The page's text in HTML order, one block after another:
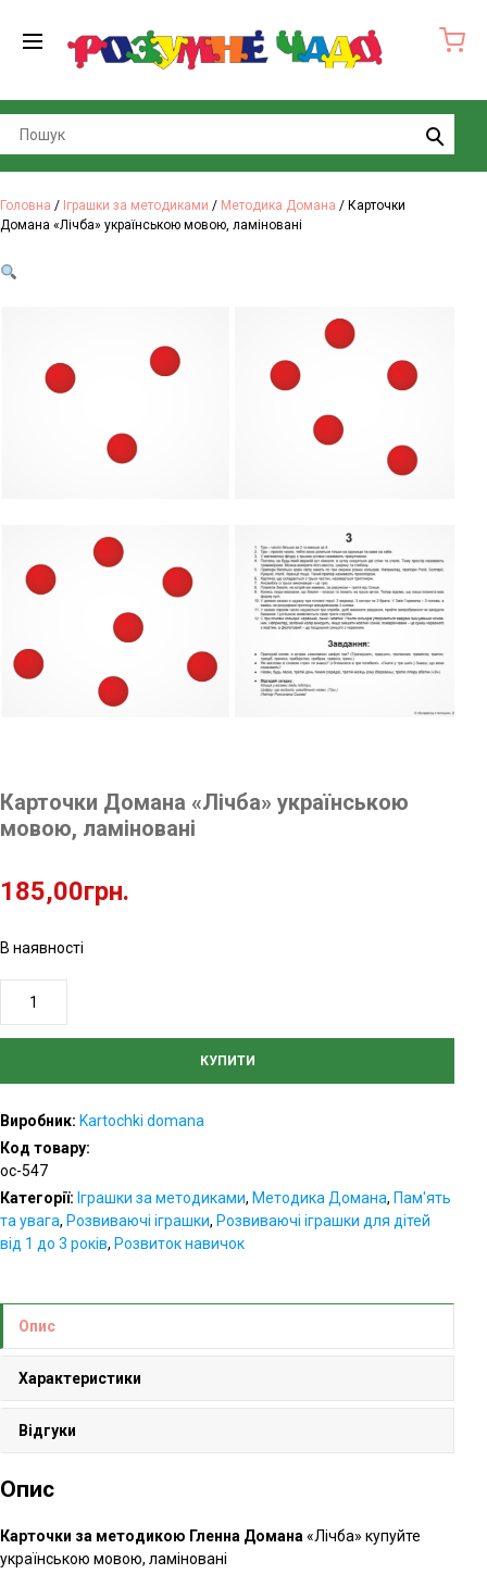
Головна / Іграшки за методиками / Методика Домана / Карточки
Домана «Лічба» українською мовою, ламіновані
Карточки Домана «Лічба» українською
мовою, ламіновані
185,00грн.
В наявності
Карточки
Домана
українською
ламіновані
кількість
КУПИТИ
Виробник: Kartochki domana
Код товару:
oc-547
Категорії: Іграшки за методиками, Методика Домана, Пам'ять
та увага, Розвиваючі іграшки, Розвиваючі іграшки для дітей
від 1 до 3 років, Розвиток навичок
Опис
Характеристики
Відгуки
Опис
Карточки за методикою Гленна Домана«Лічба» купуйте
українською мовою, ламіновані